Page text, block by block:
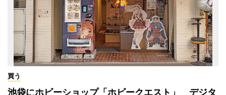
買う
池袋にホビーショップ「ホビークエスト」 デジタ